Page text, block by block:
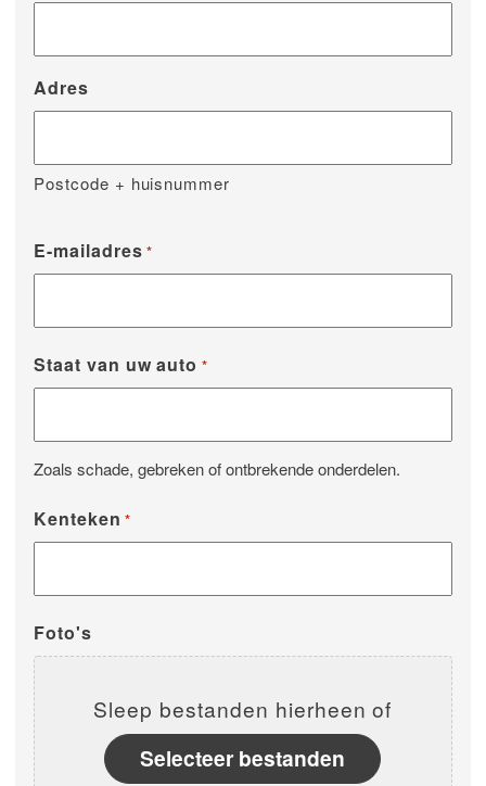
Adres
Postcode + huisnummer
E-mailadres *
Staat van uw auto *
Zoals schade, gebreken of ontbrekende onderdelen.
Kenteken *
Foto's
Sleep bestanden hierheen of
Selecteer bestanden